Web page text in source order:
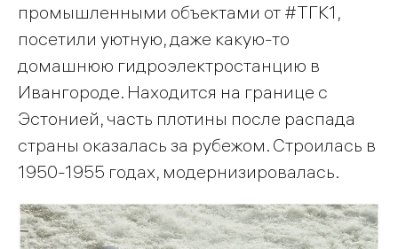
промышленными объектами от #ТГК1,
посетили уютную, даже какую-то
домашнюю гидроэлектростанцию в
Ивангороде. Находится на границе с
Эстонией, часть плотины после распада
страны оказалась за рубежом. Строилась в
1950-1955 годах, модернизировалась.